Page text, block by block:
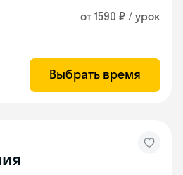
от 1590 ₽ / урок
Выбрать время